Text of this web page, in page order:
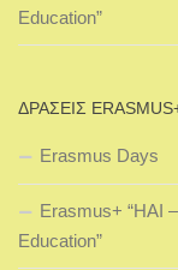
Education”
ΔΡΆΣΕΙΣ
Erasmus Days
Erasmus+ “HAI
Education”